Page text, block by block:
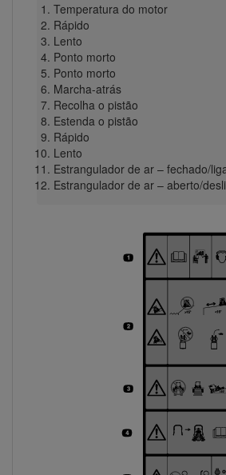
Temperatura do motor
Rápido
Lento
Ponto morto
Ponto morto
Marcha-atrás
Recolha o pistão
Estenda o pistão
Rápido
Lento
Estrangulador de ar – fechado/
Estrangulador de ar – aberto/